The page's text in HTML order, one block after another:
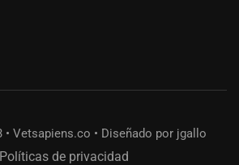
Vetsapiens.co • Diseñado por jgallo
Políticas de privacidad